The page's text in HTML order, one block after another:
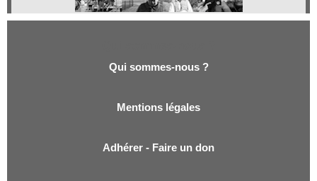
Qui sommes-nous ?
Mentions légales
Adhérer - Faire un don